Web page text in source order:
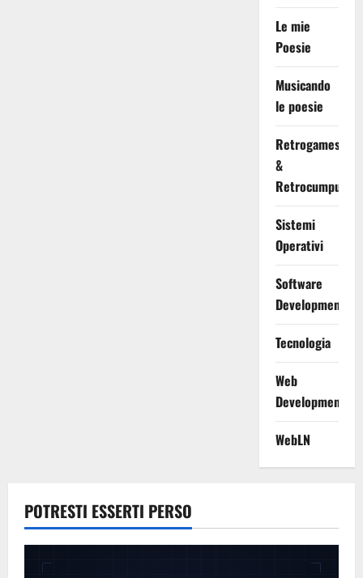
Le mie
Poesie
Musicando
le poesie
Retrogames
&
Retrocumputing
Sistemi
Operativi
Software
Development
Tecnologia
Web
Development
WebLN
POTRESTI ESSERTI PERSO